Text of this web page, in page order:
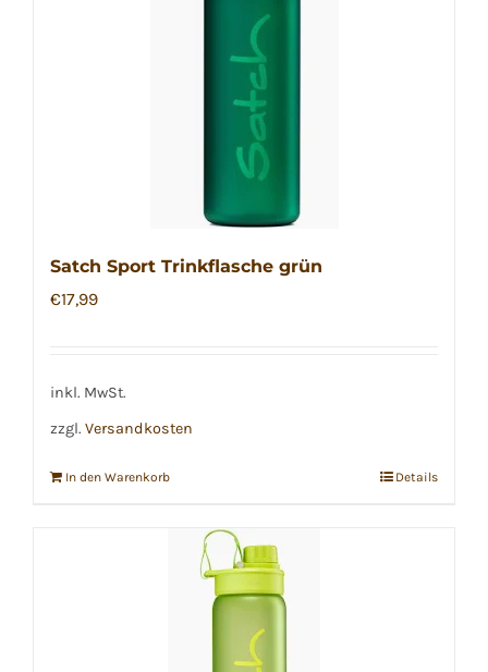
Satch Sport Trinkflasche grün
€17,99
inkl. MwSt.
zzgl. Versandkosten
In den Warenkorb Details